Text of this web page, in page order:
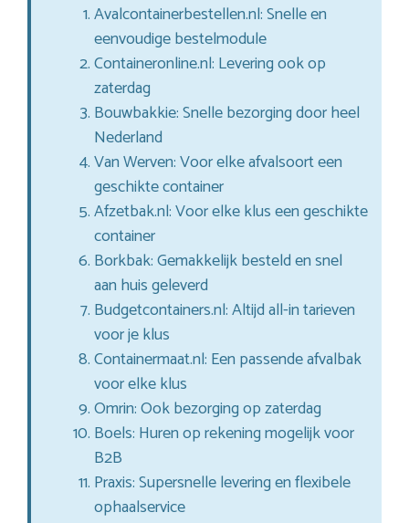
Avalcontainerbestellen.nl: Snelle en
eenvoudige bestelmodule
Containeronline.nl: Levering ook op
zaterdag
Bouwbakkie: Snelle bezorging door heel
Nederland
Van Werven: Voor elke afvalsoort een
geschikte container
Afzetbak.nl: Voor elke klus een geschikte
container
Borkbak: Gemakkelijk besteld en snel
aan huis geleverd
Budgetcontainers.nl: Altijd all-in tarieven
voor je klus
Containermaat.nl: Een passende afvalbak
voor elke klus
Omrin: Ook bezorging op zaterdag
Boels: Huren op rekening mogelijk voor
B2B
Praxis: Supersnelle levering en flexibele
ophaalservice